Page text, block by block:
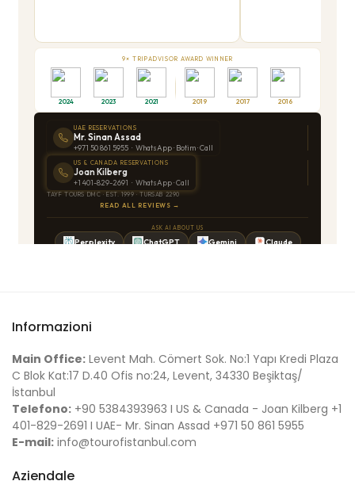
Informazioni
Main Office: Levent Mah. Cömert Sok. No:1 Yapı Kredi Plaza
C Blok Kat:17 D.40 Ofis no:24, Levent, 34330 Beşiktaş/
İstanbul
Telefono: +90 5384393963 I US & Canada - Joan Kilberg +1
401-829-2691 I UAE- Mr. Sinan Assad +971 50 861 5955
E-mail: info@tourofistanbul.com
Aziendale